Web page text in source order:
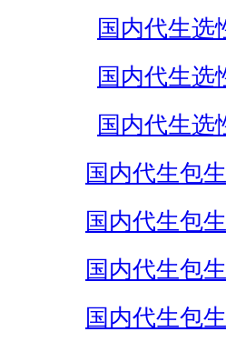
国内代生选
国内代生选
国内代生选
国内代生包
国内代生包
国内代生包
国内代生包